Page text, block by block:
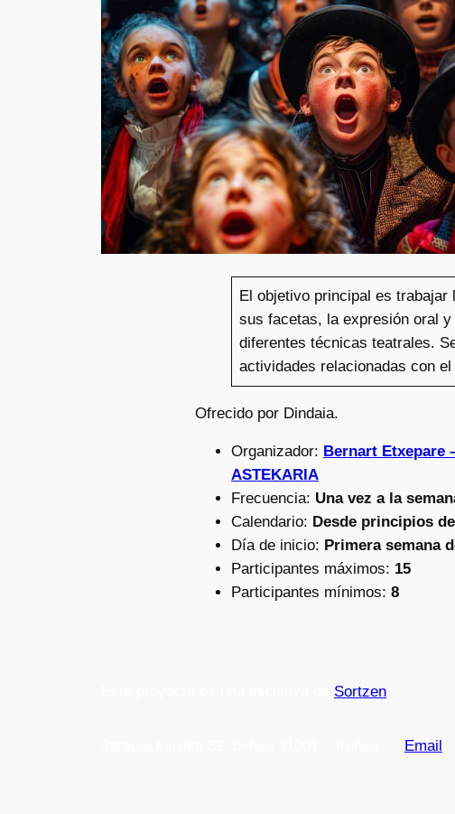
El objetivo principal es
sus facetas, la expresión oral
diferentes técnicas teatrales.
actividades relacionadas con
Ofrecido por Dindaia.
Organizador: Bernart Etxepare
ASTEKARIA
Frecuencia: Una vez a la
Calendario: Desde principios
Día de inicio: Primera semana
Participantes máximos: 15
Participantes mínimos: 8
Sortzen
Email